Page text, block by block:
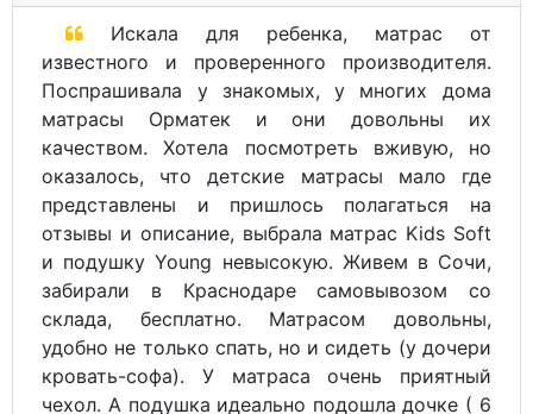
Искала для ребенка, матрас от
известного и проверенного производителя.
Поспрашивала у знакомых, у многих дома
матрасы Орматек и они довольны их
качеством. Хотела посмотреть вживую, но
оказалось, что детские матрасы мало где
представлены и пришлось полагаться на
отзывы и описание, выбрала матрас Kids Soft
и подушку Young невысокую. Живем в Сочи,
забирали в Краснодаре самовывозом со
склада, бесплатно. Матрасом довольны,
удобно не только спать, но и сидеть (у дочери
кровать-софа). У матраса очень приятный
чехол. А подушка идеально подошла дочке ( 6